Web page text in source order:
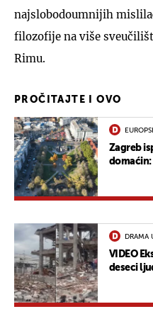
najslobodoumnijih
filozofije na više
Rimu.
PROČITAJTE I OVO
Zagreb
domaćin:
DRAMA
VIDEO
deseci